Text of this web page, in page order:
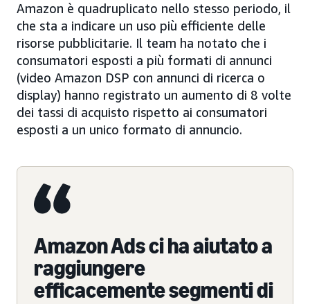
Amazon è quadruplicato nello stesso periodo, il
che sta a indicare un uso più efficiente delle
risorse pubblicitarie. Il team ha notato che i
consumatori esposti a più formati di annunci
(video Amazon DSP con annunci di ricerca o
display) hanno registrato un aumento di 8 volte
dei tassi di acquisto rispetto ai consumatori
esposti a un unico formato di annuncio.
Amazon Ads ci ha aiutato a
raggiungere
efficacemente segmenti di